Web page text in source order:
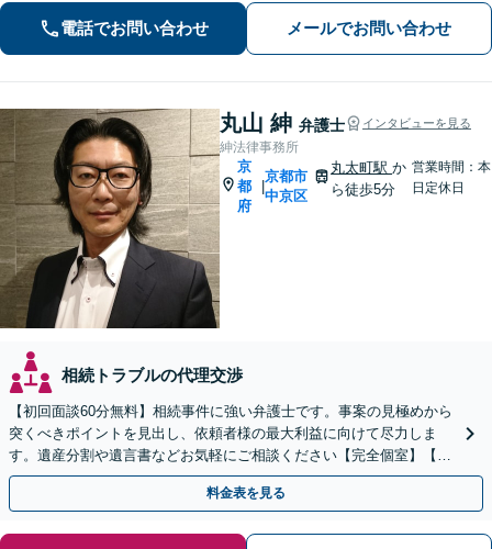
問題への対応を中心に、その他中小企
業法務について豊富な経験がありま
す。【Web相談可】
電話でお問い合わせ メールでお問い合わせ
丸山 紳 弁護士 インタビューを見る
紳法律事務所
京
都
府
|
京都市
中京区
丸太町駅か
ら徒歩5分
営業時間：本
日定休日
相続トラブルの代理交渉
【初回面談60分無料】相続事件に強い弁護士です。事案の見極めから
突くべきポイントを見出し、依頼者様の最大利益に向けて尽力しま
す。遺産分割や遺言書などお気軽にご相談ください【完全個室】【丸
太町駅5分】
料金表を見る